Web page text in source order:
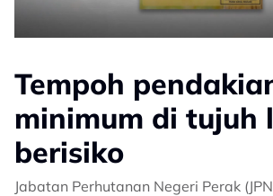
Tempoh
minimum di tujuh
berisiko
Jabatan Perhutanan Negeri Perak